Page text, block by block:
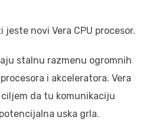
novi Vera CPU procesor.
stalnu razmenu ogromnih
i akceleratora. Vera
da tu komunikaciju
uska grla.